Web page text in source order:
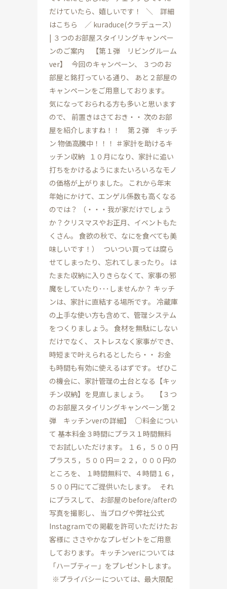
だけていたら、嬉しいです！ ＼ 詳細
はこちら ／ kuraduce(クラデュース）
| ３つのお部屋スタイリングキャンペー
ンのご案内 【第１弾 リビングルーム
ver】 今回のキャンペーン、 ３つのお
部屋と銘打っている通り、 あと２部屋の
キャンペーンをご用意しております。
気になっておられる方も多いと思います
ので、 前置きはさておき・・ 次のお部
屋を紹介しますね！！ 第２弾 キッチ
ン 物価高騰中！！！ ＃家計を助けるキ
ッチン収納 １０月になり、家計に追い
打ちをかけるようにまたいろいろなモノ
の価格が上がりました。 これから年末
年始にかけて、エンゲル係数も高くなる
のでは？ （・・・我が家だけでしょう
か？クリスマスやお正月、イベントもた
くさん。 食欲の秋で、なにを食べても美
味しいです！） ついつい買っては腐ら
せてしまったり、忘れてしまったり。 は
たまた収納に入りきらなくて、家事の邪
魔をしていたり･･･しませんか？ キッチ
ンは、家計に直結する場所です。 冷蔵庫
の上手な使い方も含めて、管理システム
をつくりましょう。 食材を無駄にしない
だけでなく、 ストレスなく家事ができ、
時短まで叶えられるとしたら・・ お金
も時間も有効に使えるはずです。 ぜひこ
の機会に、家計管理の土台となる【キッ
チン収納】を見直しましょう。 【３つ
のお部屋スタイリングキャンペーン第２
弾 キッチンverの詳細】 ○料金につい
て 基本料金３時間にプラス１時間無料
でお試しいただけます。 １６，５００円
プラス５，５００円＝２２，０００円の
ところを、 １時間無料で、４時間１６，
５００円にてご提供いたします。 それ
にプラスして、 お部屋のbefore/afterの
写真を撮影し、 当ブログや弊社公式
Instagramでの掲載を許可いただけたお
客様に ささやかなプレゼントをご用意
しております。 キッチンverについては
「ハーブティー」をプレゼントします。
※プライバシーについては、最大限配